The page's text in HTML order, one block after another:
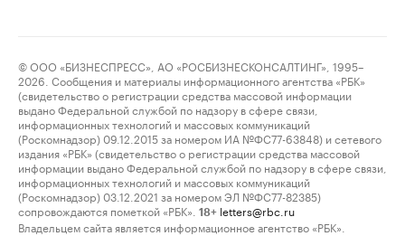
© ООО «БИЗНЕСПРЕСС», АО «РОСБИЗНЕСКОНСАЛТИНГ», 1995–
2026. Сообщения и материалы информационного агентства «РБК»
(свидетельство о регистрации средства массовой информации
выдано Федеральной службой по надзору в сфере связи,
информационных технологий и массовых коммуникаций
(Роскомнадзор) 09.12.2015 за номером ИА №ФС77-63848) и сетевого
издания «РБК» (свидетельство о регистрации средства массовой
информации выдано Федеральной службой по надзору в сфере связи,
информационных технологий и массовых коммуникаций
(Роскомнадзор) 03.12.2021 за номером ЭЛ №ФС77-82385)
сопровождаются пометкой «РБК».
18+ letters@rbc.ru
Владельцем сайта является информационное агентство «РБК».